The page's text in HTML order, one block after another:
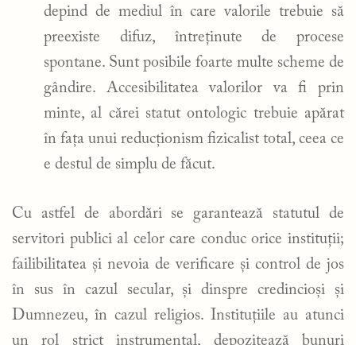
depind de mediul în care valorile trebuie să
preexiste difuz, întreținute de procese
spontane. Sunt posibile foarte multe scheme de
gândire. Accesibilitatea valorilor va fi prin
minte, al cărei statut ontologic trebuie apărat
în fața unui reducționism fizicalist total, ceea ce
e destul de simplu de făcut.
Cu astfel de abordări se garantează statutul de
servitori publici al celor care conduc orice instituții;
failibilitatea și nevoia de verificare și control de jos
în sus în cazul secular, și dinspre credincioși și
Dumnezeu, în cazul religios. Instituțiile au atunci
un rol strict instrumental, depozitează bunuri